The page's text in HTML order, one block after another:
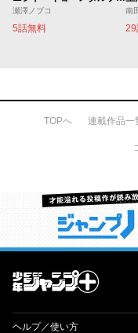
瀬澤ノブコ
5話無料
南
29
TOPへ 連載作品一
才能溢れる投稿作
ヘルプ／使い方